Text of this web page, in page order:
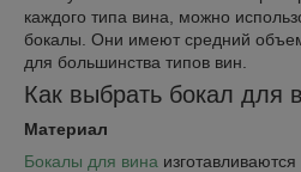
каждого типа вина, можно
бокалы. Они имеют средний
для большинства типов вин.
Как выбрать бокал для
Материал
Бокалы для вина